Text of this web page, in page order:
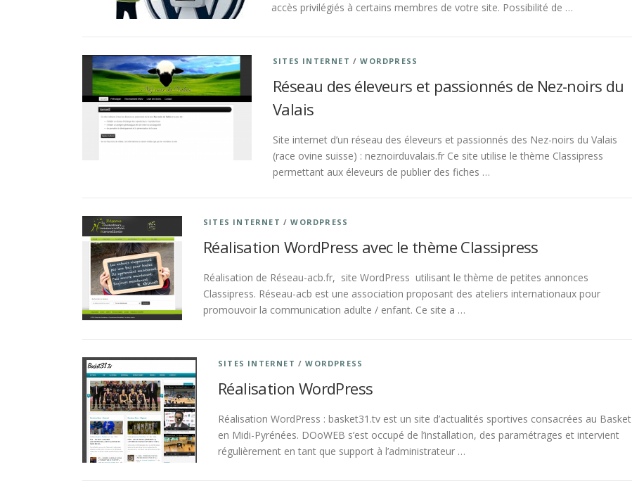
accès privilégiés à certains membres de votre site. Possibilité de …
SITES INTERNET /WORDPRESS
Réseau des éleveurs et passionnés de Nez-noirs du
Valais
Site internet d’un réseau des éleveurs et passionnés des Nez-noirs du Valais
(race ovine suisse) : neznoirduvalais.fr Ce site utilise le thème Classipress
permettant aux éleveurs de publier des fiches …
SITES INTERNET /WORDPRESS
Réalisation WordPress avec le thème Classipress
Réalisation de Réseau-acb.fr, site WordPress utilisant le thème de petites annonces
Classipress. Réseau-acb est une association proposant des ateliers internationaux pour
promouvoir la communication adulte / enfant. Ce site a …
SITES INTERNET /WORDPRESS
Réalisation WordPress
Réalisation WordPress : basket31.tv est un site d’actualités sportives consacrées au Basket
en Midi-Pyrénées. DOoWEB s’est occupé de l’installation, des paramétrages et intervient
régulièrement en tant que support à l’administrateur …